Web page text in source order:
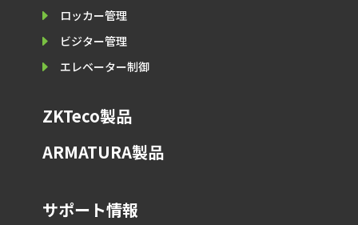
E ロッカー管理
E ビジター管理
E エレベーター制御
ZKTeco製品
ARMATURA製品
サポート情報